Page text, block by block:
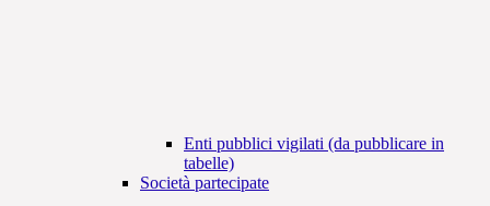
Enti pubblici vigilati (da pubblicare in
tabelle)
Società partecipate